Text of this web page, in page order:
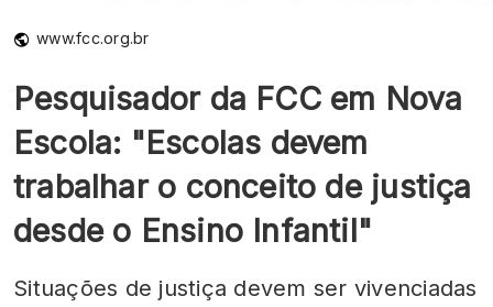
www.fcc.org.br
Pesquisador da FCC em Nova
Escola: "Escolas devem
trabalhar o conceito de justiça
desde o Ensino Infantil"
Situações de justiça devem ser vivenciadas